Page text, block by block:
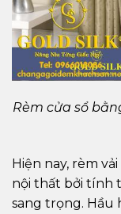
Rèm cửa sổ
Hiện nay, rèm
nội thất bởi tính
sang trọng. Hầu